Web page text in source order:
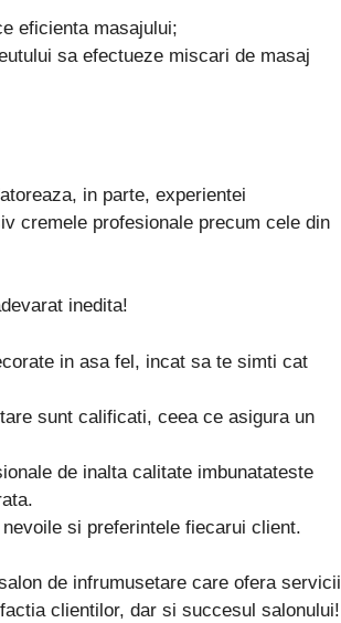
eficienta masajului;
sa efectueze miscari de masaj
in parte, experientei
cremele profesionale precum cele din
inedita!
in asa fel, incat sa te simti cat
sunt calificati, ceea ce asigura un
de inalta calitate imbunatateste
si preferintele fiecarui client.
de infrumusetare care ofera servicii
clientilor, dar si succesul salonului!